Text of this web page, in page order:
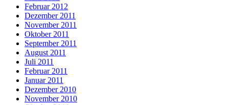
Februar 2012
Dezember 2011
November 2011
Oktober 2011
September 2011
August 2011
Juli 2011
Februar 2011
Januar 2011
Dezember 2010
November 2010